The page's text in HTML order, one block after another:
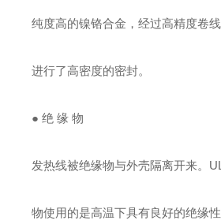
纯度高的镍铬合金，经过高精度卷
进行了高密度的密封。
● 绝 缘 物
发热线被绝缘物与外壳隔离开来。
物使用的是高温下具有良好的绝缘